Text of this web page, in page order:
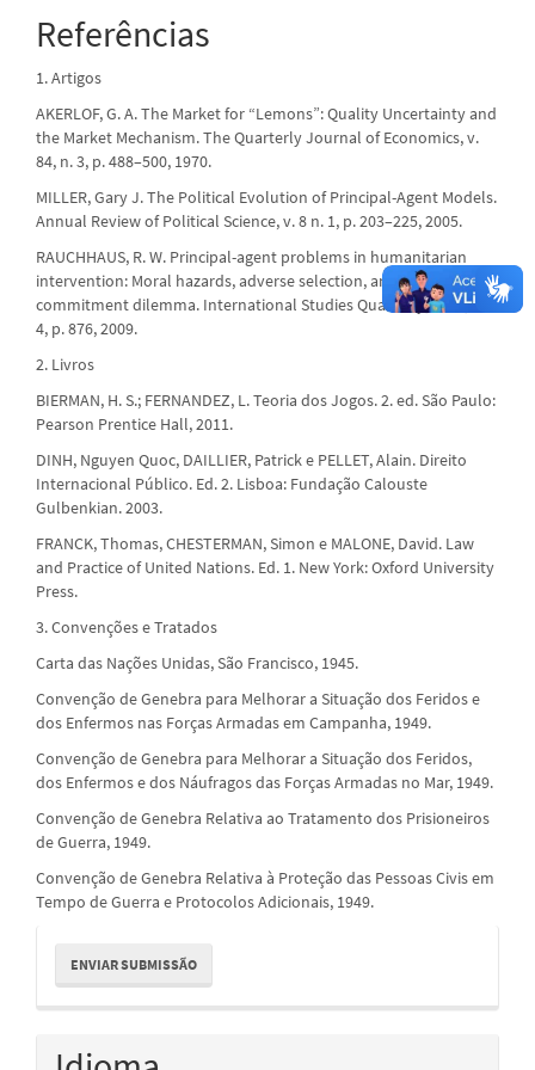
Referências
1. Artigos
AKERLOF, G. A. The Market for “Lemons”: Quality Uncertainty and
the Market Mechanism. The Quarterly Journal of Economics, v.
84, n. 3, p. 488–500, 1970.
MILLER, Gary J. The Political Evolution of Principal-Agent Models.
Annual Review of Political Science, v. 8 n. 1, p. 203–225, 2005.
RAUCHHAUS, R. W. Principal-agent problems in humanitarian
intervention: Moral hazards, adverse selection, and the
commitment dilemma. International Studies Quarterly, v. 53, n.
4, p. 876, 2009.
2. Livros
BIERMAN, H. S.; FERNANDEZ, L. Teoria dos Jogos. 2. ed. São Paulo:
Pearson Prentice Hall, 2011.
DINH, Nguyen Quoc, DAILLIER, Patrick e PELLET, Alain. Direito
Internacional Público. Ed. 2. Lisboa: Fundação Calouste
Gulbenkian. 2003.
FRANCK, Thomas, CHESTERMAN, Simon e MALONE, David. Law
and Practice of United Nations. Ed. 1. New York: Oxford University
Press.
3. Convenções e Tratados
Carta das Nações Unidas, São Francisco, 1945.
Convenção de Genebra para Melhorar a Situação dos Feridos e
dos Enfermos nas Forças Armadas em Campanha, 1949.
Convenção de Genebra para Melhorar a Situação dos Feridos,
dos Enfermos e dos Náufragos das Forças Armadas no Mar, 1949.
Convenção de Genebra Relativa ao Tratamento dos Prisioneiros
de Guerra, 1949.
Convenção de Genebra Relativa à Proteção das Pessoas Civis em
Tempo de Guerra e Protocolos Adicionais, 1949.
Enviar
Submissão
ENVIAR SUBMISSÃO